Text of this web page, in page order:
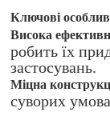
Ключові
Висока
робить їх
застосувань.
Міцна
суворих